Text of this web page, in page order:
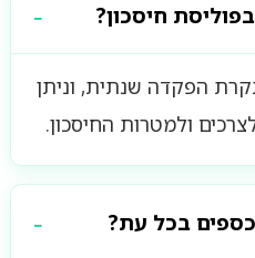
חיסכון?
הפקדה שנתית, וניתן
ולמטרות החיסכון.
בכל עת?